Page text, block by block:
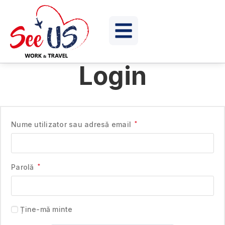
Login
Nume utilizator sau adresă email *
Parolă *
Ține-mă minte